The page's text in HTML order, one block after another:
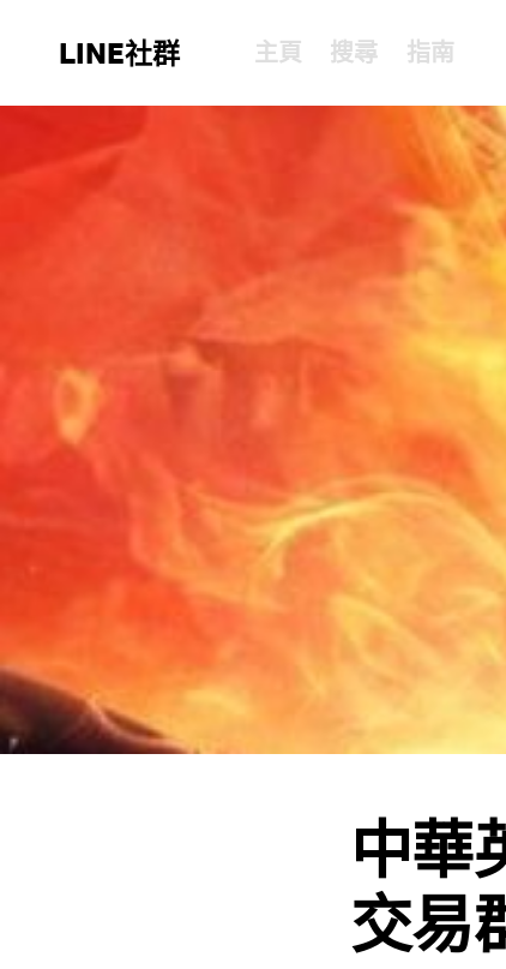
LINE社群 主頁 搜尋 指南
中華
交易